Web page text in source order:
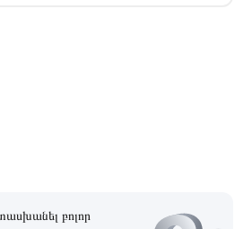
բոլոր